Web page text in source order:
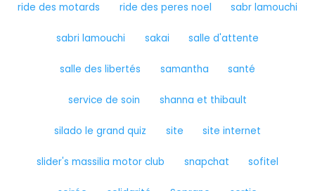
ride des motards ride des peres noel sabr lamouchi
sabri lamouchi sakai salle d'attente
salle des libertés samantha santé
service de soin shanna et thibault
silado le grand quiz site site internet
slider's massilia motor club snapchat sofitel